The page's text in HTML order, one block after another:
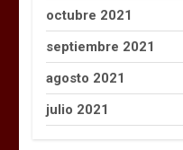
octubre 2021
septiembre 2021
agosto 2021
julio 2021